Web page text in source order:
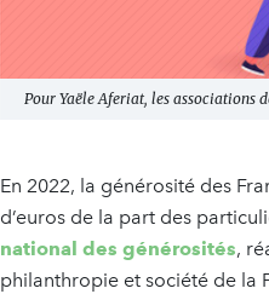
Pour Yaële Aferiat, les associations
En 2022, la générosité des
d’euros de la part des
national des générosités,
philanthropie et société de la